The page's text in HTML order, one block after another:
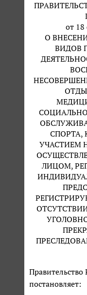
от 18
О
ВИДОВ
СПОРТА,
УЧАСТИЕМ
ЛИЦОМ,
постановляет: